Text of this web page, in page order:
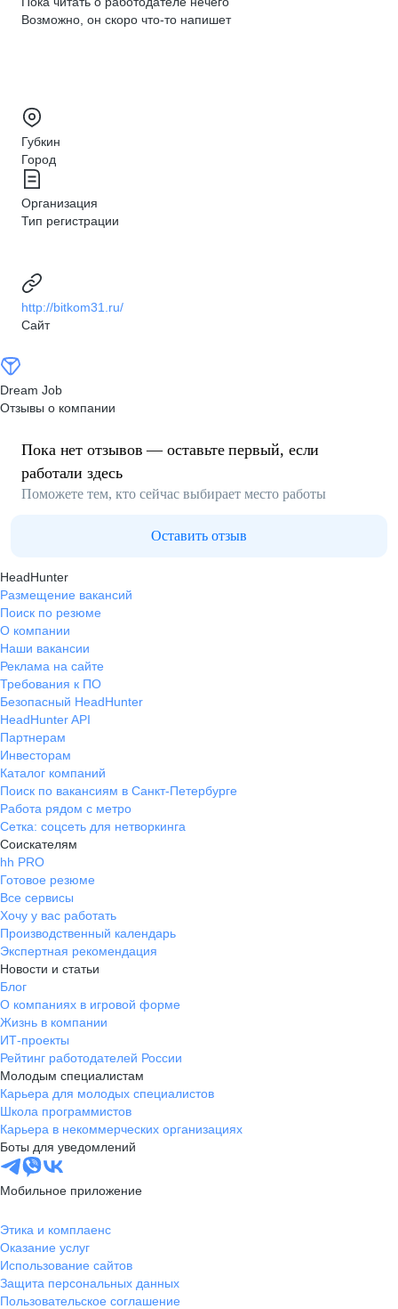
Возможно, он скоро что‑то напишет
Губкин
Город
Организация
Тип регистрации
http://bitkom31.ru/
Сайт
Dream Job
Отзывы о компании
Пока нет отзывов — оставьте первый, если
работали здесь
Поможете тем, кто сейчас выбирает место работы
Оставить отзыв
HeadHunter
Размещение вакансий
Поиск по резюме
О компании
Наши вакансии
Реклама на сайте
Требования к ПО
Безопасный HeadHunter
HeadHunter API
Партнерам
Инвесторам
Каталог компаний
Поиск по вакансиям в Санкт-Петербурге
Работа рядом с метро
Сетка: соцсеть для нетворкинга
Соискателям
hh PRO
Готовое резюме
Все сервисы
Хочу у вас работать
Производственный календарь
Экспертная рекомендация
Новости и статьи
Блог
О компаниях в игровой форме
Жизнь в компании
ИТ-проекты
Рейтинг работодателей России
Молодым специалистам
Карьера для молодых специалистов
Школа программистов
Карьера в некоммерческих организациях
Боты для уведомлений
Мобильное приложение
Этика и комплаенс
Оказание услуг
Использование сайтов
Защита персональных данных
Пользовательское соглашение